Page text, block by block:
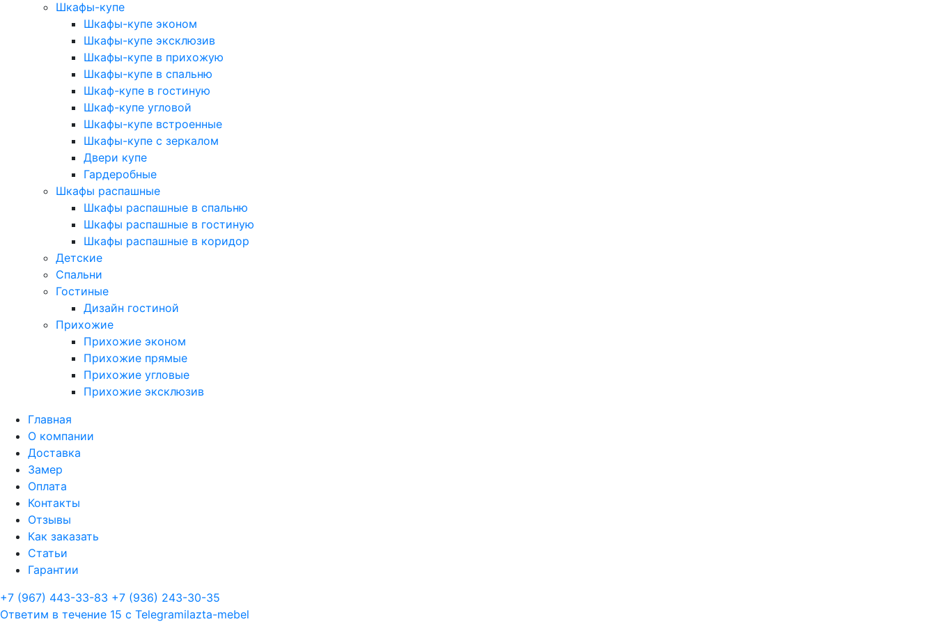
Шкафы-купе
Шкафы-купе эконом
Шкафы-купе эксклюзив
Шкафы-купе в прихожую
Шкафы-купе в спальню
Шкаф-купе в гостиную
Шкаф-купе угловой
Шкафы-купе встроенные
Шкафы-купе с зеркалом
Двери купе
Гардеробные
Шкафы распашные
Шкафы распашные в спальню
Шкафы распашные в гостиную
Шкафы распашные в коридор
Детские
Спальни
Гостиные
Дизайн гостиной
Прихожие
Прихожие эконом
Прихожие прямые
Прихожие угловые
Прихожие эксклюзив
Главная
О компании
Доставка
Замер
Оплата
Контакты
Отзывы
Как заказать
Статьи
Гарантии
+7 (967) 443-33-83 +7 (936) 243-30-35
Ответим в течение 15 с Telegramilazta-mebel